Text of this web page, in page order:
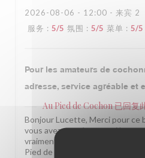
2026-08-06 - 12:00 - 来宾 2
服务 : 5/5 氛围 : 5/5 菜单 : 5/5
Pour les amateurs de
adresse, service agréable et
Au Pied de Cochon已回复
Bonjour Lucette, Merci pour ce
vous avez passé un aussi bon
vraiment plaisir. À très bientôt
Pied de Cochon